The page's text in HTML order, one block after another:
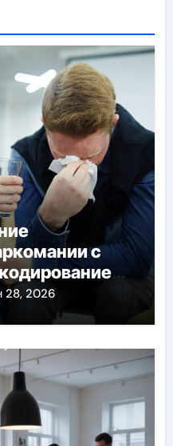
с
помощью под
28, 2026